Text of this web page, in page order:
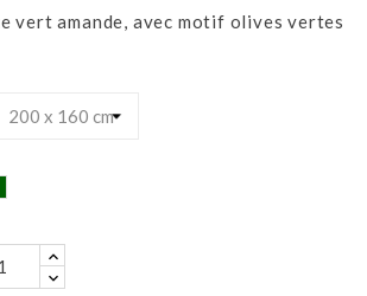
vert amande, avec motif olives vertes
Vert